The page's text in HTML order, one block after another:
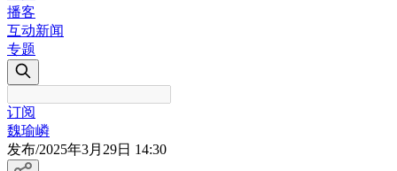
播客
互动新闻
专题
订阅
魏瑜嶙
发布/2025年3月29日 14:30